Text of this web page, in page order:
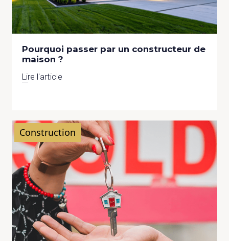
Pourquoi passer par un constructeur de
maison ?
Lire l'article
Construction